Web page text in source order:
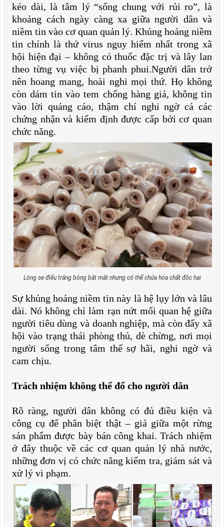
kéo dài, là tâm lý “sống chung với rủi ro”, là
khoảng cách ngày càng xa giữa người dân và
niềm tin vào cơ quan quản lý. Khủng hoảng niềm
tin chính là thứ virus nguy hiểm nhất trong xã
hội hiện đại – không có thuốc đặc trị và lây lan
theo từng vụ việc bị phanh phui.Người dân trở
nên hoang mang, hoài nghi mọi thứ. Họ không
còn dám tin vào tem chống hàng giả, không tin
vào lời quảng cáo, thậm chí nghi ngờ cả các
chứng nhận và kiểm định được cấp bởi cơ quan
chức năng.
Lòng se điếu trắng bóng bắt mắt nhưng có thể chứa hóa chất độc hại
Sự khủng hoảng niềm tin này là hệ lụy lớn và lâu
dài. Nó không chỉ làm rạn nứt mối quan hệ giữa
người tiêu dùng và doanh nghiệp, mà còn đẩy xã
hội vào trạng thái phòng thủ, dè chừng, nơi mọi
người sống trong tâm thế sợ hãi, nghi ngờ và
cam chịu.
Trách nhiệm không thể đổ cho người dân
Rõ ràng, người dân không có đủ điều kiện và
công cụ để phân biệt thật – giả giữa một rừng
sản phẩm được bày bán công khai. Trách nhiệm
ở đây thuộc về các cơ quan quản lý nhà nước,
những đơn vị có chức năng kiểm tra, giám sát và
xử lý vi phạm.